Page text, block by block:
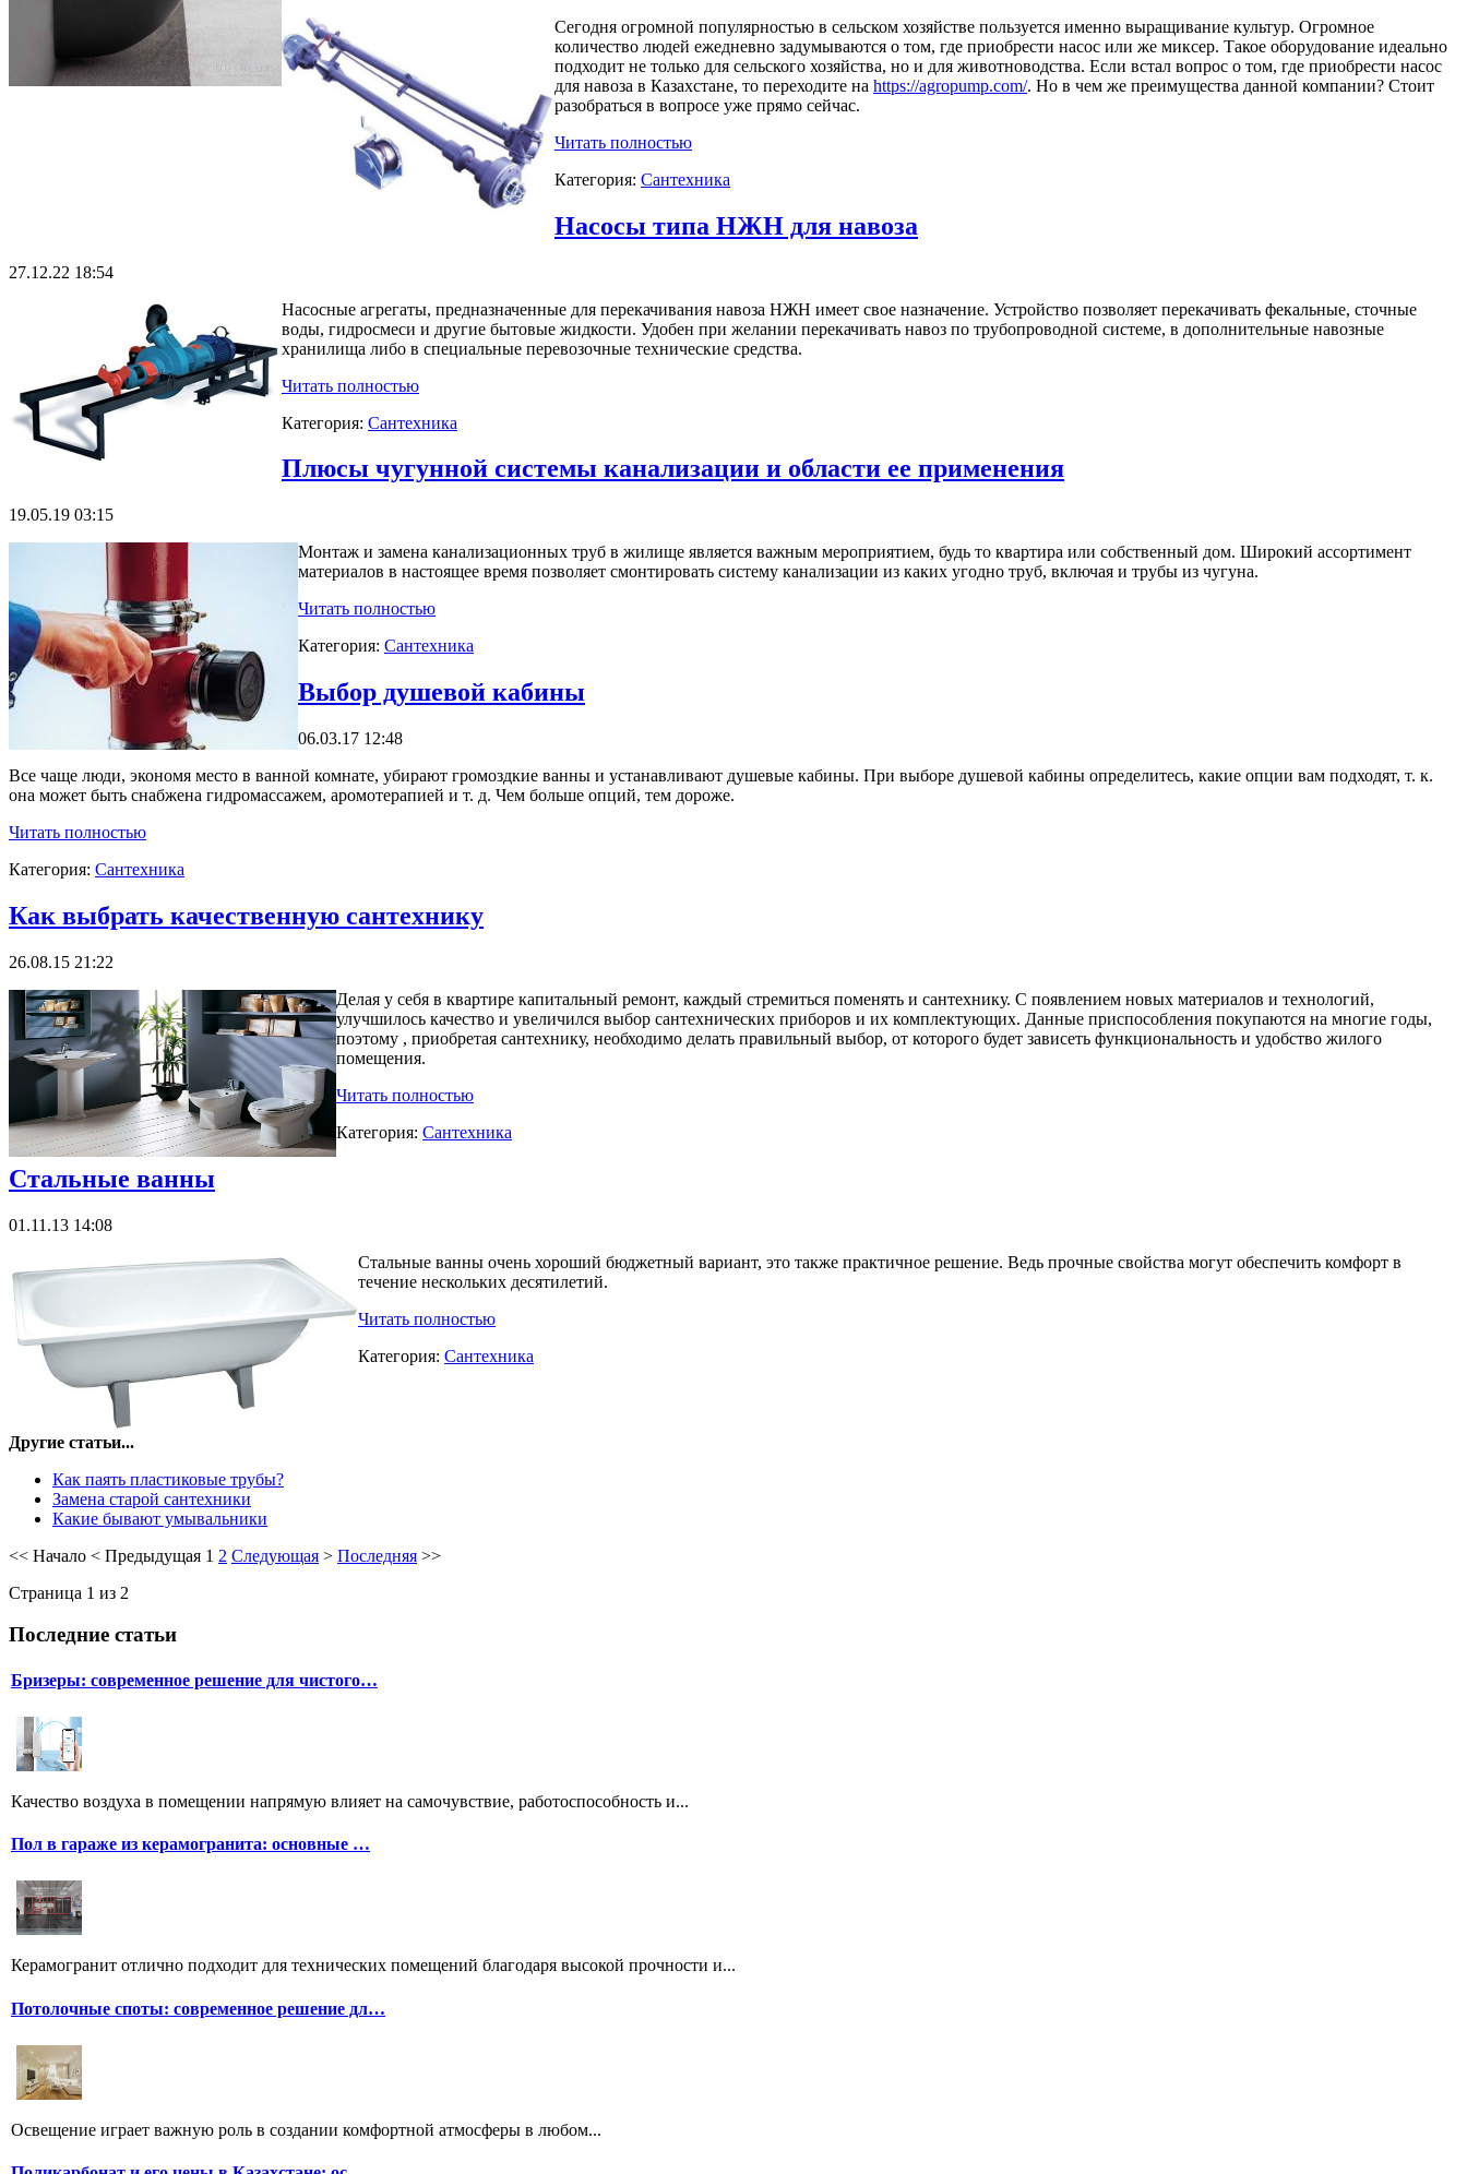
Сегодня огромной популярностью в сельском хозяйстве пользуется именно выращивание культур. Огромное
количество людей ежедневно задумываются о том, где приобрести насос или же миксер. Такое оборудование идеально
подходит не только для сельского хозяйства, но и для животноводства. Если встал вопрос о том, где приобрести насос
для навоза в Казахстане, то переходите на https://agropump.com/. Но в чем же преимущества данной компании? Стоит
разобраться в вопросе уже прямо сейчас.
Читать полностью
Категория: Сантехника
Насосы типа НЖН для навоза
27.12.22 18:54
Насосные агрегаты, предназначенные для перекачивания навоза НЖН имеет свое назначение. Устройство позволяет перекачивать фекальные, сточные
воды, гидросмеси и другие бытовые жидкости. Удобен при желании перекачивать навоз по трубопроводной системе, в дополнительные навозные
хранилища либо в специальные перевозочные технические средства.
Читать полностью
Категория: Сантехника
Плюсы чугунной системы канализации и области ее применения
19.05.19 03:15
Монтаж и замена канализационных труб в жилище является важным мероприятием, будь то квартира или собственный дом. Широкий ассортимент
материалов в настоящее время позволяет смонтировать систему канализации из каких угодно труб, включая и трубы из чугуна.
Читать полностью
Категория: Сантехника
Выбор душевой кабины
06.03.17 12:48
Все чаще люди, экономя место в ванной комнате, убирают громоздкие ванны и устанавливают душевые кабины. При выборе душевой кабины определитесь, какие опции вам подходят, т. к.
она может быть снабжена гидромассажем, аромотерапией и т. д. Чем больше опций, тем дороже.
Читать полностью
Категория: Сантехника
Как выбрать качественную сантехнику
26.08.15 21:22
Делая у себя в квартире капитальный ремонт, каждый стремиться поменять и сантехнику. С появлением новых материалов и технологий,
улучшилось качество и увеличился выбор сантехнических приборов и их комплектующих. Данные приспособления покупаются на многие годы,
поэтому , приобретая сантехнику, необходимо делать правильный выбор, от которого будет зависеть функциональность и удобство жилого
помещения.
Читать полностью
Категория: Сантехника
Стальные ванны
01.11.13 14:08
Стальные ванны очень хороший бюджетный вариант, это также практичное решение. Ведь прочные свойства могут обеспечить комфорт в
течение нескольких десятилетий.
Читать полностью
Категория: Сантехника
Другие статьи...
Как паять пластиковые трубы?
Замена старой сантехники
Какие бывают умывальники
<< Начало < Предыдущая 1 2 Следующая > Последняя >>
Страница 1 из 2
Последние статьи
Бризеры: современное решение для чистого…
Качество воздуха в помещении напрямую влияет на самочувствие, работоспособность и...
Пол в гараже из керамогранита: основные …
Керамогранит отлично подходит для технических помещений благодаря высокой прочности и...
Потолочные споты: современное решение дл…
Освещение играет важную роль в создании комфортной атмосферы в любом...